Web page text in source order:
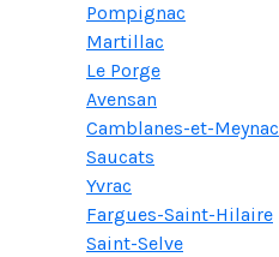
Pompignac
Martillac
Le Porge
Avensan
Camblanes-et-Meynac
Saucats
Yvrac
Fargues-Saint-Hilaire
Saint-Selve